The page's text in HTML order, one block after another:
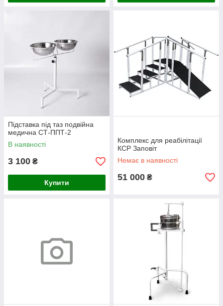
Підставка під таз подвійна
медична СТ-ППТ-2
В наявності
3 100 ₴
Купити
Комплекс для реабілітації
КСР Заповіт
Немає в наявності
51 000 ₴